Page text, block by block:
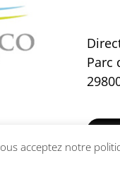
Parc
acceptez notre